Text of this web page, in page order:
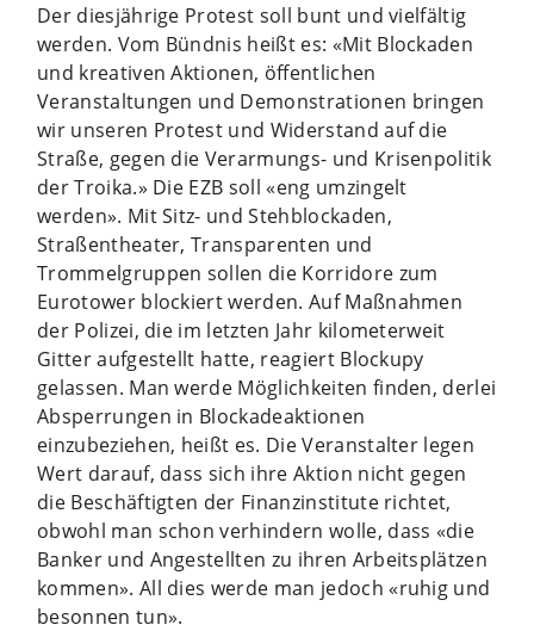
Der diesjährige Protest soll bunt und vielfältig
werden. Vom Bündnis heißt es: «Mit Blockaden
und kreativen Aktionen, öffentlichen
Veranstaltungen und Demonstrationen bringen
wir unseren Protest und Widerstand auf die
Straße, gegen die Verarmungs- und Krisenpolitik
der Troika.» Die EZB soll «eng umzingelt
werden». Mit Sitz- und Stehblockaden,
Straßentheater, Transparenten und
Trommelgruppen sollen die Korridore zum
Eurotower blockiert werden. Auf Maßnahmen
der Polizei, die im letzten Jahr kilometerweit
Gitter aufgestellt hatte, reagiert Blockupy
gelassen. Man werde Möglichkeiten finden, derlei
Absperrungen in Blockadeaktionen
einzubeziehen, heißt es. Die Veranstalter legen
Wert darauf, dass sich ihre Aktion nicht gegen
die Beschäftigten der Finanzinstitute richtet,
obwohl man schon verhindern wolle, dass «die
Banker und Angestellten zu ihren Arbeitsplätzen
kommen». All dies werde man jedoch «ruhig und
besonnen tun».